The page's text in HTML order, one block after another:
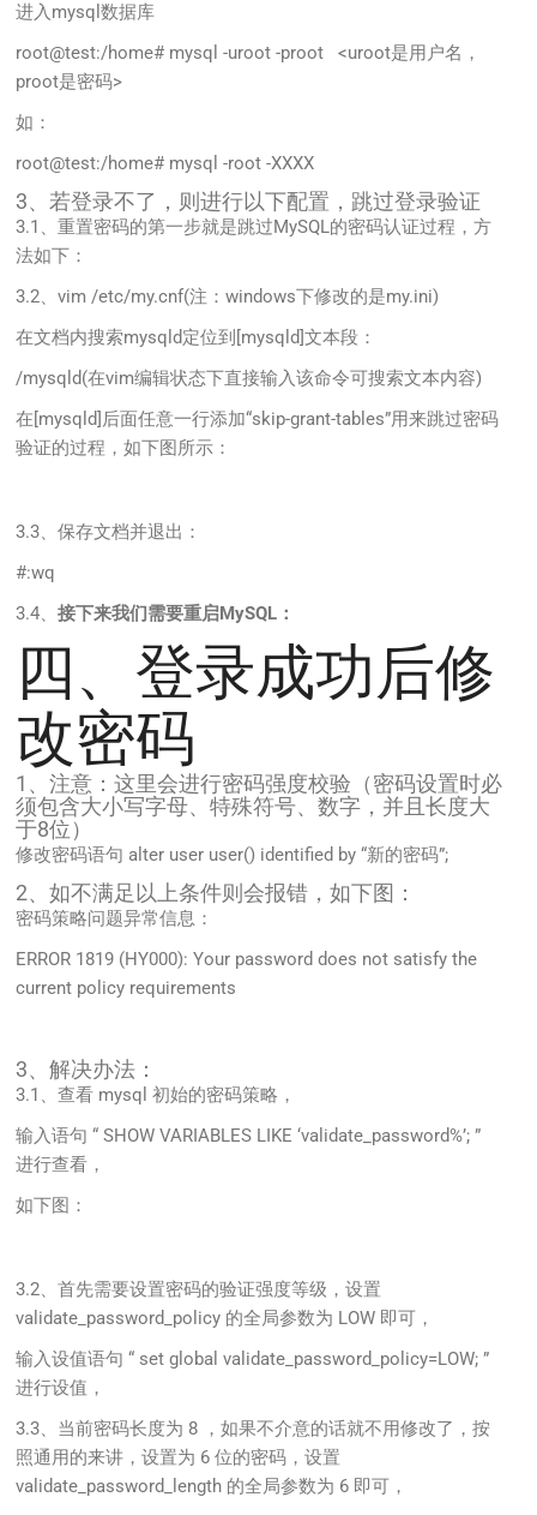
进入mysql数据库
root@test:/home# mysql -uroot -proot <uroot是用户名，
proot是密码>
如：
root@test:/home# mysql -root -XXXX
3、若登录不了，则进行以下配置，跳过登录验证
3.1、重置密码的第一步就是跳过MySQL的密码认证过程，方
法如下：
3.2、vim /etc/my.cnf(注：windows下修改的是my.ini)
在文档内搜索mysqld定位到[mysqld]文本段：
/mysqld(在vim编辑状态下直接输入该命令可搜索文本内容)
在[mysqld]后面任意一行添加“skip-grant-tables”用来跳过密码
验证的过程，如下图所示：
3.3、保存文档并退出：
#:wq
3.4、接下来我们需要重启MySQL：
四、登录成功后修
改密码
1、注意：这里会进行密码强度校验（密码设置时必
须包含大小写字母、特殊符号、数字，并且长度大
于8位）
修改密码语句 alter user user() identified by “新的密码”;
2、如不满足以上条件则会报错，如下图：
密码策略问题异常信息：
ERROR 1819 (HY000): Your password does not satisfy the
current policy requirements
3、解决办法：
3.1、查看 mysql 初始的密码策略，
输入语句 “ SHOW VARIABLES LIKE ‘validate_password%’; ”
进行查看，
如下图：
3.2、首先需要设置密码的验证强度等级，设置
validate_password_policy 的全局参数为 LOW 即可，
输入设值语句 “ set global validate_password_policy=LOW; ”
进行设值，
3.3、当前密码长度为 8 ，如果不介意的话就不用修改了，按
照通用的来讲，设置为 6 位的密码，设置
validate_password_length 的全局参数为 6 即可，